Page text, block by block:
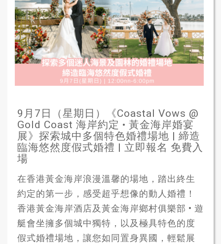
9月7日（星期日）《Coastal Vows @
Gold Coast 海岸約定 • 黃金海岸婚宴
展》探索城中多個特色婚禮場地 | 締造
臨海悠然度假式婚禮 | 立即報名 免費入
場
在香港黃金海岸浪漫溫馨的場地，踏出終生
約定的第一步，感受超乎想像的動人婚禮！
香港黃金海岸酒店及黃金海岸鄉村俱樂部 • 遊
艇會坐擁多個城中獨特，以及極具特色的度
假式婚禮場地，讓您如同置身異國，輕鬆展